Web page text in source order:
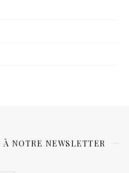
NOTRE NEWSLETTER